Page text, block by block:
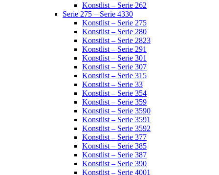
Konstlist – Serie 262
Serie 275 – Serie 4330
Konstlist – Serie 275
Konstlist – Serie 280
Konstlist – Serie 2823
Konstlist – Serie 291
Konstlist – Serie 301
Konstlist – Serie 307
Konstlist – Serie 315
Konstlist – Serie 33
Konstlist – Serie 354
Konstlist – Serie 359
Konstlist – Serie 3590
Konstlist – Serie 3591
Konstlist – Serie 3592
Konstlist – Serie 377
Konstlist – Serie 385
Konstlist – Serie 387
Konstlist – Serie 390
Konstlist – Serie 4001